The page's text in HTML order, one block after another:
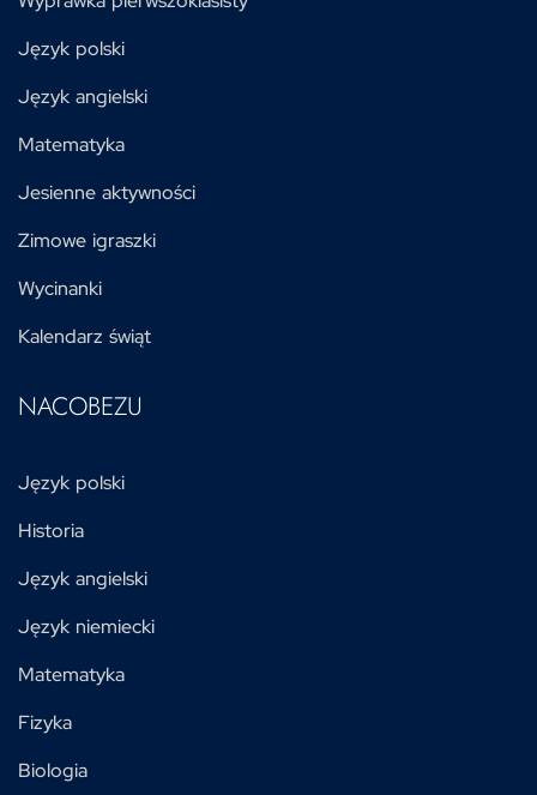
Język polski
Język angielski
Matematyka
Jesienne aktywności
Zimowe igraszki
Wycinanki
Kalendarz świąt
NACOBEZU
Język polski
Historia
Język angielski
Język niemiecki
Matematyka
Fizyka
Biologia